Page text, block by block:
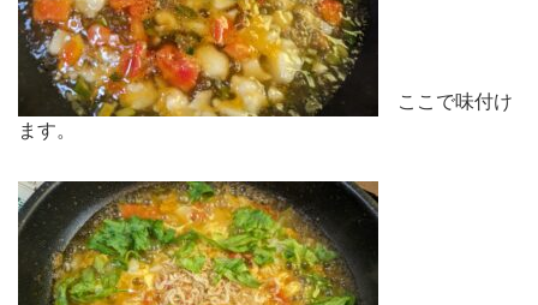
ここで味付け
ます。